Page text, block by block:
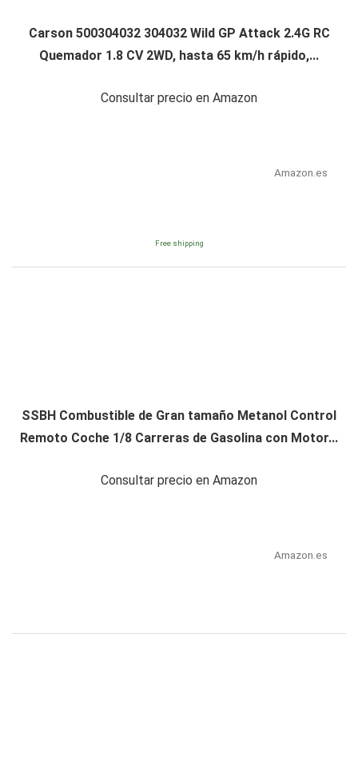
Carson 500304032 304032 Wild GP Attack 2.4G RC
Quemador 1.8 CV 2WD, hasta 65 km/h rápido,...
Consultar precio en Amazon
Amazon.es
Free shipping
SSBH Combustible de Gran tamaño Metanol Control
Remoto Coche 1/8 Carreras de Gasolina con Motor...
Consultar precio en Amazon
Amazon.es